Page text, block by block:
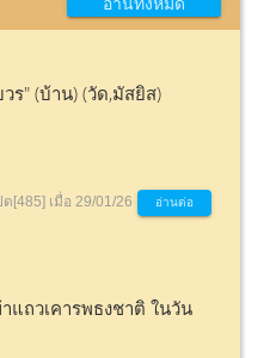
ร" (บ้าน) (วัด,มัสยิส)
ด[485] เมื่อ 29/01/26 อ่านต่อ
แถวเคารพธงชาติ ในวัน